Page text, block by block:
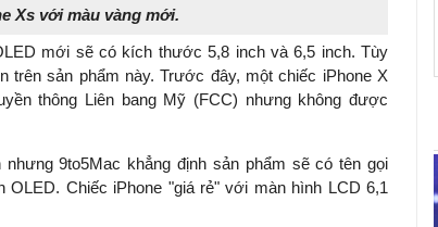
Xs với màu vàng mới.
mới sẽ có kích thước 5,8 inch và 6,5 inch. Tùy
trên sản phẩm này. Trước đây, một chiếc iPhone X
thông Liên bang Mỹ (FCC) nhưng không được
9to5Mac khẳng định sản phẩm sẽ có tên gọi
Chiếc iPhone "giá rẻ" với màn hình LCD 6,1